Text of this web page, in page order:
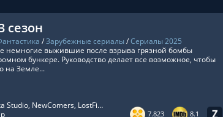
сезон
/Зарубежные сериалы/Сериалы 2025
7.823 8.1
немногие выжившие после взрыва грязной бомбы
бункере. Руководство делает все возможное, чтобы
на Земле...
HDrezka Studio, NewComers, LostFilm, TVShows, RezkaStudio, Red Head Sound, LE-Production, Украинский, Оригинальный, Субтитры, Укр. Субтитры, Дублированный